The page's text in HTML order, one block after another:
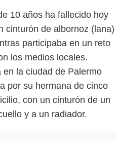
10 años ha fallecido hoy
cinturón de albornoz (lana)
participaba en un reto
los medios locales.
la ciudad de Palermo
por su hermana de cinco
con un cinturón de un
y a un radiador.